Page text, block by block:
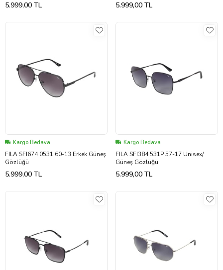
5.999,00 TL 5.999,00 TL
Kargo Bedava
FILA SFI674 0531 60-13 Erkek Güneş
Gözlüğü
5.999,00 TL
Kargo Bedava
FILA SFI384 531P 57-17 Unisex/
Güneş Gözlüğü
5.999,00 TL